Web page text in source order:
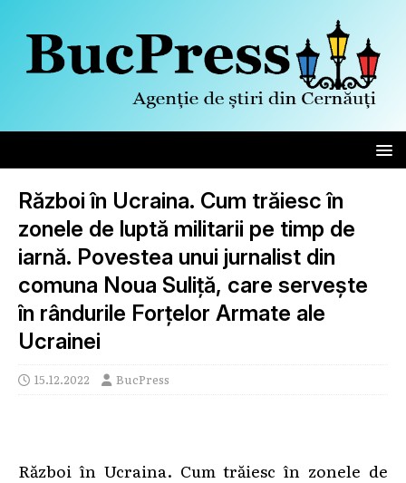
Război în Ucraina. Cum trăiesc în
zonele de luptă militarii pe timp de
iarnă. Povestea unui jurnalist din
comuna Noua Suliță, care servește
în rândurile Forțelor Armate ale
Ucrainei
15.12.2022 BucPress
Război în Ucraina. Cum trăiesc în zonele de